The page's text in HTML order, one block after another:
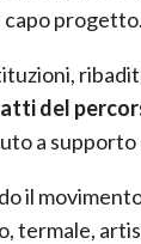
capo progetto.
del
a supporto
il
termale,